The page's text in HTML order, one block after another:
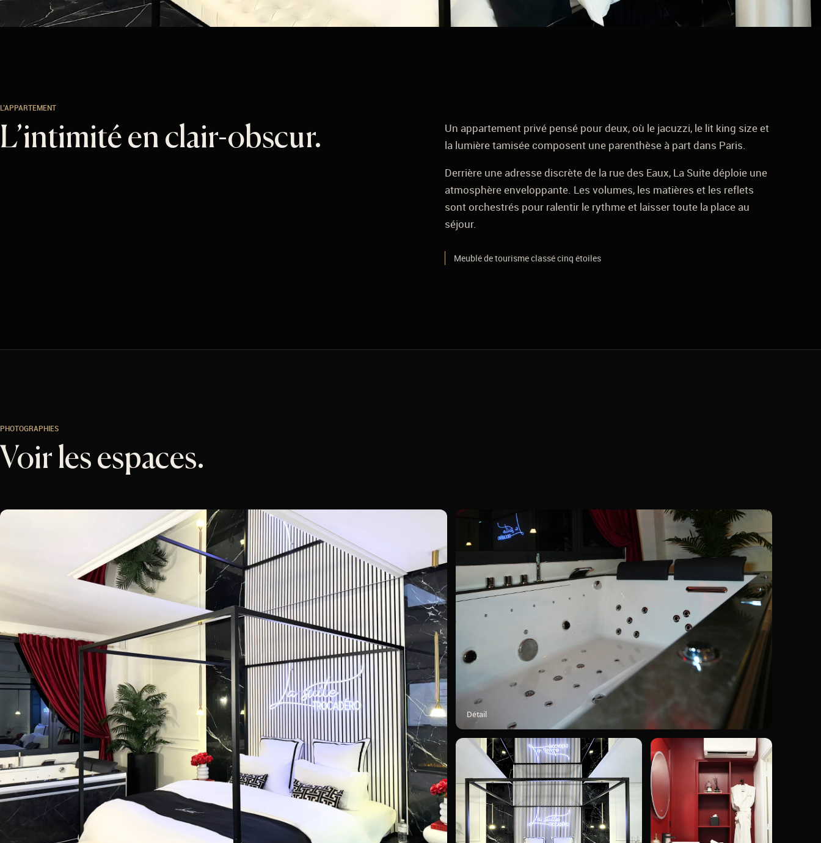
L’APPARTEMENT
L’intimité en clair-obscur.
Un appartement privé pensé pour deux, où le jacuzzi, le lit king size et
la lumière tamisée composent une parenthèse à part dans Paris.
Derrière une adresse discrète de la rue des Eaux, La Suite déploie une
atmosphère enveloppante. Les volumes, les matières et les reflets
sont orchestrés pour ralentir le rythme et laisser toute la place au
séjour.
Meublé de tourisme classé cinq étoiles
PHOTOGRAPHIES
Voir les espaces.
Détail